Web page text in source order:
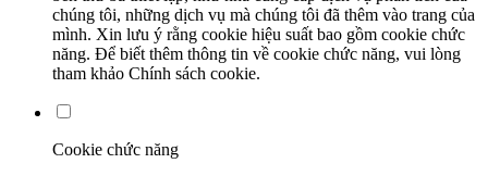
chúng tôi, những dịch vụ mà chúng tôi đã thêm vào trang của
mình. Xin lưu ý rằng cookie hiệu suất bao gồm cookie chức
năng. Để biết thêm thông tin về cookie chức năng, vui lòng
tham khảo Chính sách cookie.
Cookie chức năng